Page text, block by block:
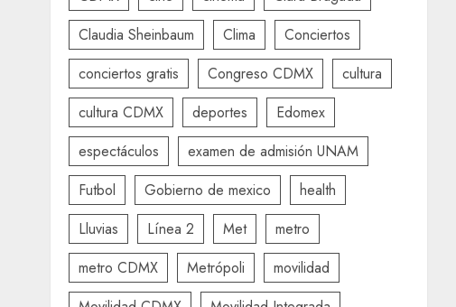
Claudia Sheinbaum
Clima
Conciertos
conciertos gratis
Congreso CDMX
cultura
cultura CDMX
deportes
Edomex
espectáculos
examen de admisión UNAM
Futbol
Gobierno de mexico
health
Lluvias
Línea 2 Met
metro
metro CDMX
Metrópoli
movilidad